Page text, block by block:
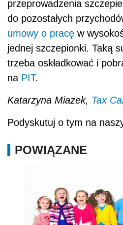
przeprowadzenia
do pozostałych
umowy o pracę w
jednej szczepionki. Taką
trzeba oskładkować i
na PIT.
Katarzyna Miazek, Tax
Podyskutuj o tym na
POWIĄZANE